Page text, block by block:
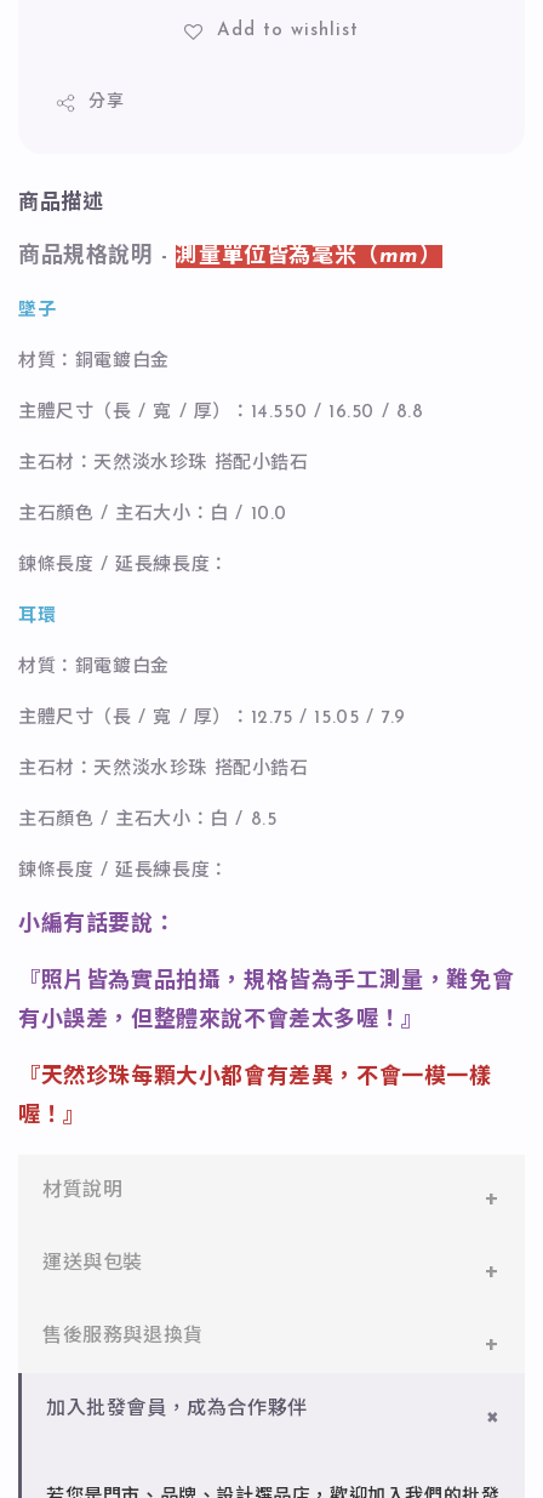
Add to wishlist
分享
商品描述
商品規格說明 -測量單位皆為毫米（mm）
墜子
材質：銅電鍍白金
主體尺寸（長 / 寬 / 厚）：14.550 / 16.50 / 8.8
主石材：天然淡水珍珠 搭配小鋯石
主石顏色 / 主石大小：白 / 10.0
鍊條長度 / 延長練長度：
耳環
材質：銅電鍍白金
主體尺寸（長 / 寬 / 厚）：12.75 / 15.05 / 7.9
主石材：天然淡水珍珠 搭配小鋯石
主石顏色 / 主石大小：白 / 8.5
鍊條長度 / 延長練長度：
小編有話要說：
『照片皆為實品拍攝，規格皆為手工測量，難免會
有小誤差，但整體來說不會差太多喔！』
『天然珍珠每顆大小都會有差異，不會一模一樣
喔！』
材質說明
✻ 316L不鏽鋼
✻ 925純銀
設計。
運送與包裝
一般會員：一件即享免運與精美包裝，超商取貨或宅配
批發會員：達門檻享免運優惠，出貨時間約為2個工作
售後服務與退換貨
✻ 一般會員
加入批發會員，成為合作夥伴